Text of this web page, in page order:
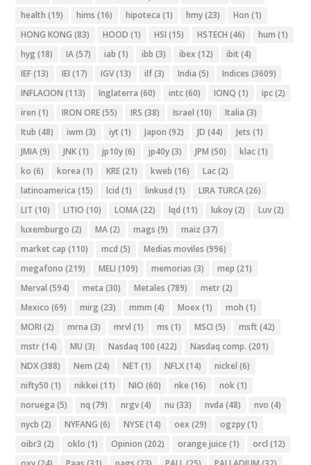
health (19) hims (16) hipoteca (1) hmy(23) Hon (1)
HONG KONG (83) HOOD (1) HSI (15) HSTECH (46) hum (1)
hyg (18) IA(57) iab (1) ibb (3) ibex (12) ibit (4)
IEF(13) IEI (17) IGV(13) ilf(3) India (5) Indices (3609)
INFLACION (113) Inglaterra (60) intc(60) IONQ (1) ipc(2)
iren (1) IRON ORE(55) IRS (38) Israel (10) Italia (3)
Itub (48) iwm (3) iyt (1) Japon (92) JD (44) Jets (1)
JMIA(9) JNK(1) jp10y(6) jp40y(3) JPM (50) klac(1)
ko (6) korea (1) KRE(21) kweb (16) Lac(2)
latinoamerica (15) lcid (1) linkusd (1) LIRA TURCA(26)
LIT (10) LITIO (10) LOMA(22) lqd (11) lukoy(2) Luv(2)
luxemburgo (2) MA(2) mags (9) maiz (37)
market cap (110) mcd (5) Medias moviles (996)
megafono (219) MELI (109) memorias (3) mep (21)
Merval (594) meta (30) Metales (789) metr(2)
Mexico (69) mirg (23) mmm (4) Moex (1) moh (1)
MORI (2) mrna (3) mrvl (1) ms (1) MSCI (5) msft (42)
mstr(14) MU (3) Nasdaq 100 (422) Nasdaq comp. (201)
NDX(388) Nem (24) NET (1) NFLX(14) nickel (6)
nifty50 (1) nikkei (11) NIO (60) nke (16) nok(1)
noruega (5) nq (79) nrgv(4) nu (33) nvda (48) nvo (4)
nycb (2) NYFANG (6) NYSE(14) oex (29) ogzpy(1)
oibr3 (2) oklo (1) Opinion (202) orange juice (1) orcl (12)